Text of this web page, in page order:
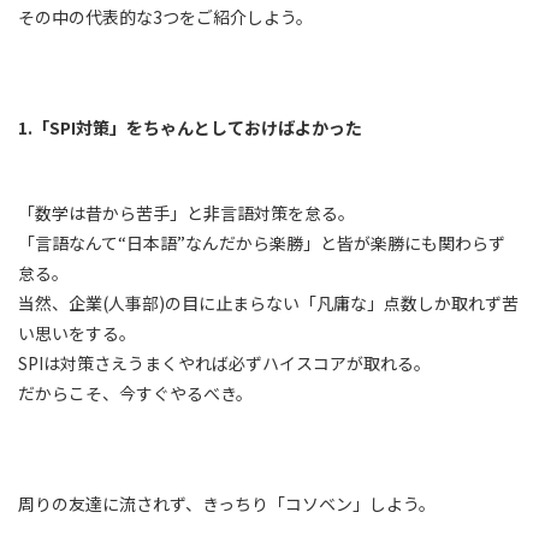
その中の代表的な3つをご紹介しよう。
1.「SPI対策」をちゃんとしておけばよかった
「数学は昔から苦手」と非言語対策を怠る。
「言語なんて“日本語”なんだから楽勝」と皆が楽勝にも関わらず
怠る。
当然、企業(人事部)の目に止まらない「凡庸な」点数しか取れず苦
い思いをする。
SPIは対策さえうまくやれば必ずハイスコアが取れる。
だからこそ、今すぐやるべき。
周りの友達に流されず、きっちり「コソベン」しよう。